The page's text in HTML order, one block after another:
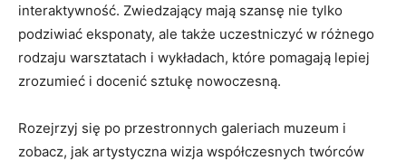
interaktywność.⁢ Zwiedzający‍ mają szansę‍ nie tylko
podziwiać eksponaty, ale także uczestniczyć w ⁢różnego
rodzaju warsztatach i⁤ wykładach, które pomagają lepiej
zrozumieć i docenić sztukę ​nowoczesną.
Rozejrzyj się po przestronnych galeriach muzeum⁣ i‍
zobacz, jak artystyczna wizja współczesnych twórców